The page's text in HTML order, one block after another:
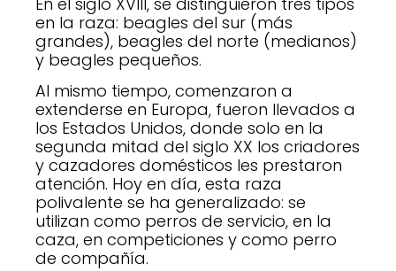
en la raza: beagles del sur (más
grandes), beagles del norte (medianos)
y beagles pequeños.
Al mismo tiempo, comenzaron a
extenderse en Europa, fueron llevados a
los Estados Unidos, donde solo en la
segunda mitad del siglo XX los criadores
y cazadores domésticos les prestaron
atención. Hoy en día, esta raza
polivalente se ha generalizado: se
utilizan como perros de servicio, en la
caza, en competiciones y como perro
de compañía.